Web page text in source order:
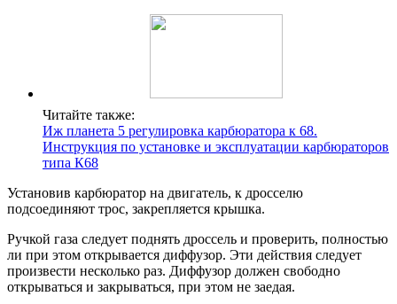
Читайте также:
Иж планета 5 регулировка карбюратора к 68.
Инструкция по установке и эксплуатации карбюраторов
типа К68
Установив карбюратор на двигатель, к дросселю
подсоединяют трос, закрепляется крышка.
Ручкой газа следует поднять дроссель и проверить, полностью
ли при этом открывается диффузор. Эти действия следует
произвести несколько раз. Диффузор должен свободно
открываться и закрываться, при этом не заедая.